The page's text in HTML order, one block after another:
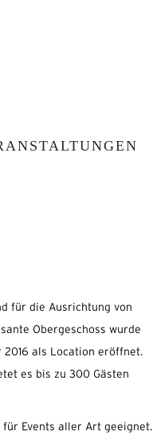
für die Ausrichtung von
Obergeschoss wurde
als Location eröffnet.
es bis zu 300 Gästen
für Events aller Art geeignet.